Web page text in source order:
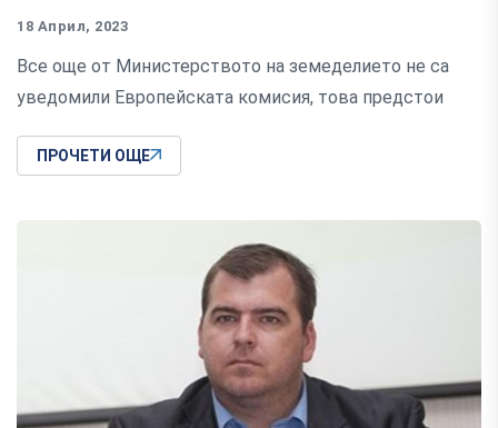
18 Април, 2023
Все още от Министерството на земеделието не са
уведомили Европейската комисия, това предстои
ПРОЧЕТИ ОЩЕ